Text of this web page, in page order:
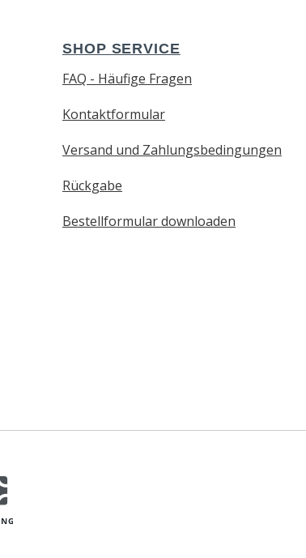
SHOP SERVICE
FAQ - Häufige Fragen
Kontaktformular
Versand und Zahlungsbedingungen
Rückgabe
Bestellformular downloaden